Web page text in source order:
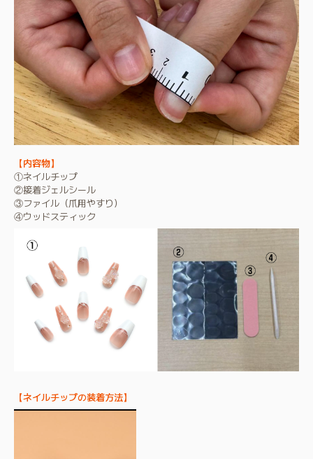
【内容物】
①ネイルチップ
②接着ジェルシール
③ファイル（爪用やすり）
④ウッドスティック
【ネイルチップの装着方法】